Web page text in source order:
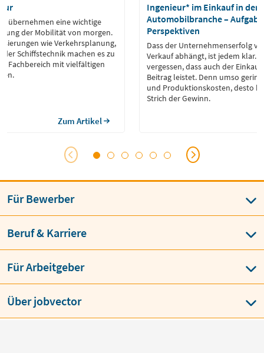
übernehmen eine wichtige
der Mobilität von morgen.
wie Verkehrsplanung,
Schiffstechnik machen es zu
Fachbereich mit vielfältigen
Zum Artikel
Ingenieur* im Einkauf in der
Automobilbranche –
Perspektiven
Dass der Unternehmenserfolg
Verkauf abhängt, ist jedem klar.
vergessen, dass auch der
Beitrag leistet. Denn umso
und Produktionskosten, desto
Strich der Gewinn.
Für Bewerber
Beruf & Karriere
Für Arbeitgeber
Über jobvector